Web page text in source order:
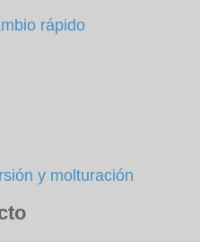
rápido
y molturación